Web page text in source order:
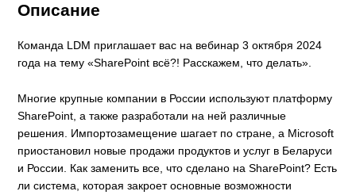
Описание
Команда LDM приглашает вас на вебинар 3 октября 2024
года на тему «SharePoint всё?! Расскажем, что делать».
Многие крупные компании в России используют платформу
SharePoint, а также разработали на ней различные
решения. Импортозамещение шагает по стране, а Microsoft
приостановил новые продажи продуктов и услуг в Беларуси
и России. Как заменить все, что сделано на SharePoint? Есть
ли система, которая закроет основные возможности